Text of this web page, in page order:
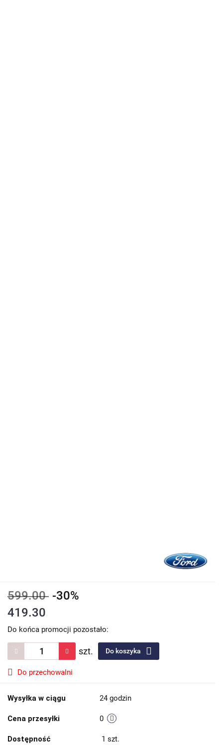
599.00 -30%
419.30
Do końca promocji pozostało:
szt. Do koszyka
Do przechowalni
Wysyłka w ciągu 24 godzin
Cena przesyłki 0
Dostępność 1 szt.